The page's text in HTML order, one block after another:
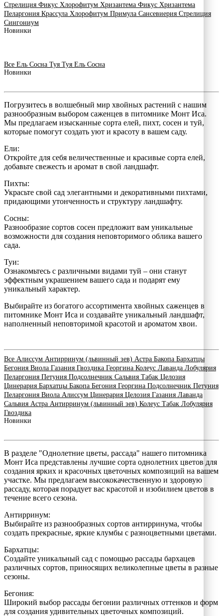
Стрелиция Фикус Хлорофитум Хризантема Фикус Хризантема
Пеларгония Крассула Хлорофитум Примула Сансевиерия Стрелиция
Сингониум
Новинки
Все Ель Сосна Туя Туя Ель Сосна
Новинки
Погрузитесь в волшебный мир хвойных растений с нашим
разнообразным выбором саженцев в питомнике Монт Иса.
Мы предлагаем изысканные сорта елей, пихт, сосен и туй,
которые помогут создать уют и красоту в вашем саду.
Ели:
Откройте для себя величественные и красивые сорта елей,
добавьте свежесть и аромат в свой ландшафт.
Пихты:
Украсьте свой сад элегантными и декоративными пихтами,
придающими утонченность и структуру ландшафту.
Сосны:
Разнообразие сортов сосен предложит вам уникальные
возможности для создания неповторимого облика вашего
сада.
Туи:
Ознакомьтесь с различными видами туй – они станут
эффектным украшением вашего сада и подарят ему
уникальный характер.
Выбирайте из богатого ассортимента хвойных саженцев в
питомнике Монт Иса и создавайте уникальный ландшафт,
наполненный неповторимой красотой и ароматом хвои.
Все Алиссум Антирринум (львинный зев) Астра Бакопа Бархатцы
Бегония Виола Газания Гвоздика Георгина Колеус Лаванда Лобулярия
Пеларгония Петуния Подсолнечник Сальвия Табак Целозия
Цинерария Бархатцы Бакопа Бегония Георгина Подсолнечник Петуния
Пеларгония Виола Алиссум Цинерария Целозия Газания Лаванда
Сальвия Астра Антирринум (львинный зев) Колеус Табак Лобулярия
Гвоздика
Новинки
В разделе "Однолетние цветы, рассада" нашего питомника
Монт Иса представлены лучшие сорта однолетних цветов для
создания ярких и красочных цветочных композиций на вашем
участке. Мы предлагаем высококачественную и здоровую
рассаду, которая порадует вас красотой и изобилием цветов в
течение всего сезона.
Антирринум:
Выбирайте из разнообразных сортов антирринума, чтобы
создать прекрасные, яркие клумбы с разноцветными цветами.
Бархатцы:
Создайте уникальный сад с помощью рассады бархацев
различных сортов, приносящих великолепные цветы в разные
сезоны.
Бегония:
Широкий выбор рассады бегонии различных оттенков и форм
для создания удивительных цветочных композиций.